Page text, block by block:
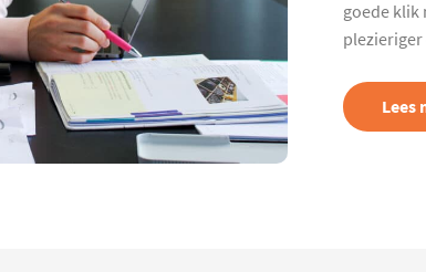
goede klik
Lees